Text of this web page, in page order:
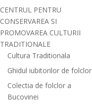
CENTRUL PENTRU
CONSERVAREA SI
PROMOVAREA CULTURII
TRADITIONALE
Cultura Traditionala
Ghidul iubitorilor de folclor
Colectia de folclor a
Bucovinei